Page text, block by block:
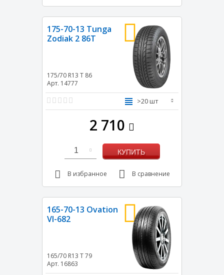
175-70-13 Tunga
Zodiak 2 86T
175/70 R13 T 86
Арт. 14777
>20 шт
2 710
1 КУПИТЬ
В избранное В сравнение
165-70-13 Ovation
VI-682
165/70 R13 T79
Арт. 16863